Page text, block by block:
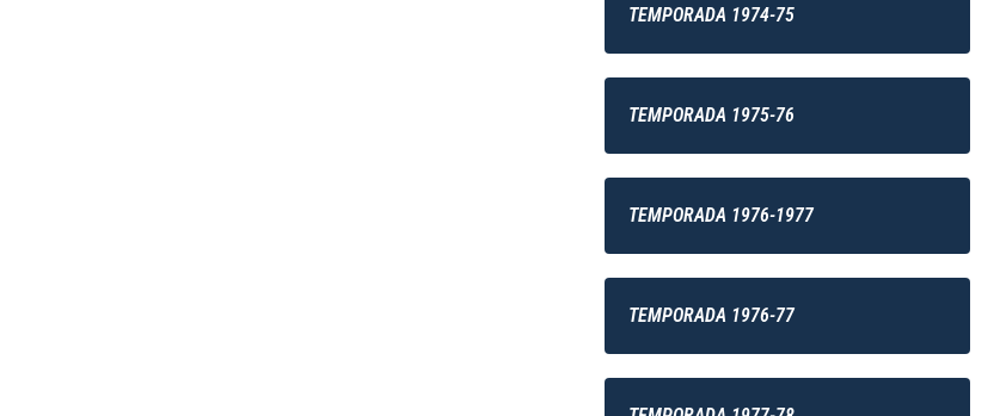
TEMPORADA 1974-75
TEMPORADA 1975-76
TEMPORADA 1976-1977
TEMPORADA 1976-77